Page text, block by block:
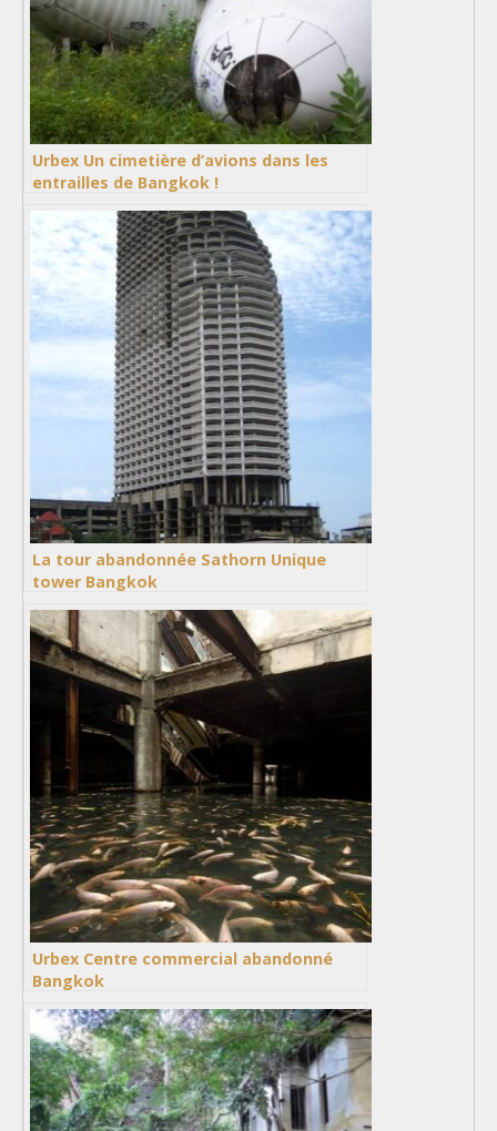
Urbex Un cimetière d’avions dans les
entrailles de Bangkok !
La tour abandonnée Sathorn Unique
tower Bangkok
Urbex Centre commercial abandonné
Bangkok